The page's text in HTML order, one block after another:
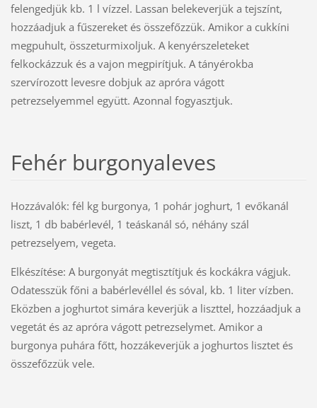
felengedjük kb. 1 l vízzel. Lassan belekeverjük a tejszínt,
hozzáadjuk a fűszereket és összefőzzük. Amikor a cukkíni
megpuhult, összeturmixoljuk. A kenyérszeleteket
felkockázzuk és a vajon megpirítjuk. A tányérokba
szervírozott levesre dobjuk az apróra vágott
petrezselyemmel együtt. Azonnal fogyasztjuk.
Fehér burgonyaleves
Hozzávalók: fél kg burgonya, 1 pohár joghurt, 1 evőkanál
liszt, 1 db babérlevél, 1 teáskanál só, néhány szál
petrezselyem, vegeta.
Elkészítése: A burgonyát megtisztítjuk és kockákra vágjuk.
Odatesszük főni a babérlevéllel és sóval, kb. 1 liter vízben.
Eközben a joghurtot simára keverjük a liszttel, hozzáadjuk a
vegetát és az apróra vágott petrezselymet. Amikor a
burgonya puhára főtt, hozzákeverjük a joghurtos lisztet és
összefőzzük vele.